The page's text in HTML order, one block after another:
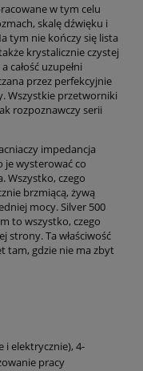
w tym celu
skalę dźwięku i
tym nie kończy się lista
krystalicznie czystej
całość uzupełni
przez perfekcyjnie
Wszystkie przetworniki
rozpoznawczy serii
impedancja
je wysterować co
Wszystko, czego
brzmiącą, żywą
mocy. Silver 500
to wszystko, czego
strony. Ta właściwość
tam, gdzie nie ma zbyt
i elektrycznie), 4-
pracy